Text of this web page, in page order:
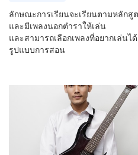
ลักษณะการเรียนจะเรียนตามหลักสู
และมีเพลงนอกตำราให้เล่น
และสามารถเลือกเพลงที่อยากเล่นไ
รูปแบบการสอน